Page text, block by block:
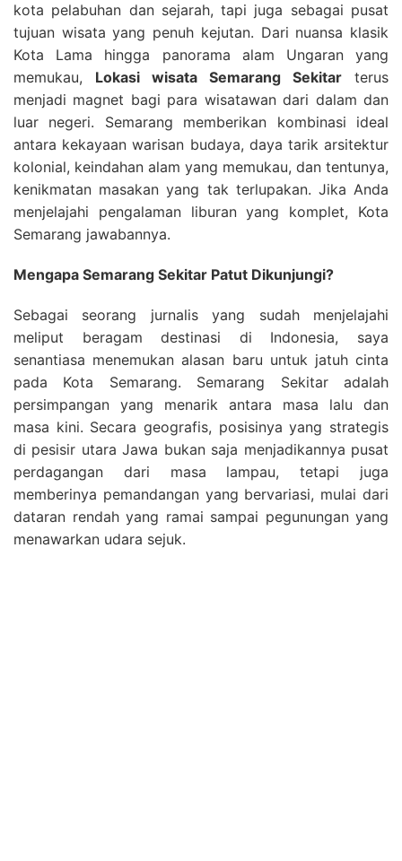
kota pelabuhan dan sejarah, tapi juga sebagai pusat
tujuan wisata yang penuh kejutan. Dari nuansa klasik
Kota Lama hingga panorama alam Ungaran yang
memukau, Lokasi wisata Semarang Sekitar terus
menjadi magnet bagi para wisatawan dari dalam dan
luar negeri. Semarang memberikan kombinasi ideal
antara kekayaan warisan budaya, daya tarik arsitektur
kolonial, keindahan alam yang memukau, dan tentunya,
kenikmatan masakan yang tak terlupakan. Jika Anda
menjelajahi pengalaman liburan yang komplet, Kota
Semarang jawabannya.
Mengapa Semarang Sekitar Patut Dikunjungi?
Sebagai seorang jurnalis yang sudah menjelajahi
meliput beragam destinasi di Indonesia, saya
senantiasa menemukan alasan baru untuk jatuh cinta
pada Kota Semarang. Semarang Sekitar adalah
persimpangan yang menarik antara masa lalu dan
masa kini. Secara geografis, posisinya yang strategis
di pesisir utara Jawa bukan saja menjadikannya pusat
perdagangan dari masa lampau, tetapi juga
memberinya pemandangan yang bervariasi, mulai dari
dataran rendah yang ramai sampai pegunungan yang
menawarkan udara sejuk.